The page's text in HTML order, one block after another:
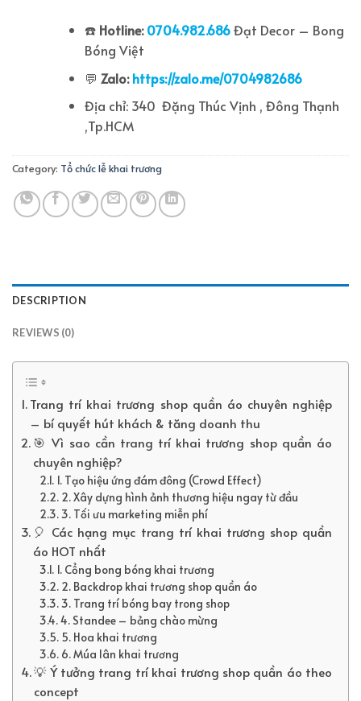
☎️ Hotline: 0704.982.686Đạt Decor – Bong
Bóng Việt
💬 Zalo:https://zalo.me/0704982686
Địa chỉ: 340 Đặng Thúc Vịnh , Đông Thạnh
,Tp.HCM
Category: Tổ chức lễ khai trương
DESCRIPTION
REVIEWS (0)
Trang trí khai trương shop quần áo chuyên nghiệp
– bí quyết hút khách & tăng doanh thu
🎯 Vì sao cần trang trí khai trương shop quần áo
chuyên nghiệp?
1. Tạo hiệu ứng đám đông (Crowd Effect)
2. Xây dựng hình ảnh thương hiệu ngay từ đầu
3. Tối ưu marketing miễn phí
🎈 Các hạng mục trang trí khai trương shop quần
áo HOT nhất
1. Cổng bong bóng khai trương
2. Backdrop khai trương shop quần áo
3. Trang trí bóng bay trong shop
4. Standee – bảng chào mừng
5. Hoa khai trương
6. Múa lân khai trương
💡 Ý tưởng trang trí khai trương shop quần áo theo
concept